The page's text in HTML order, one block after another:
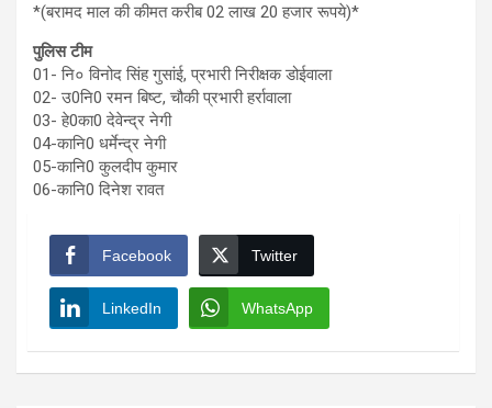
*(बरामद माल की कीमत करीब 02 लाख 20 हजार रूपये)*
पुलिस टीम
01- नि० विनोद सिंह गुसांई, प्रभारी निरीक्षक डोईवाला
02- उ0नि0 रमन बिष्ट, चौकी प्रभारी हर्रावाला
03- हे0का0 देवेन्द्र नेगी
04-कानि0 धर्मेन्द्र नेगी
05-कानि0 कुलदीप कुमार
06-कानि0 दिनेश रावत
Facebook Twitter
LinkedIn WhatsApp